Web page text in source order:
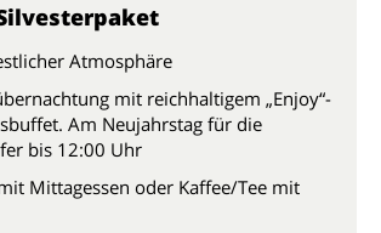
Atmosphäre
mit reichhaltigem „Enjoy“-
Am Neujahrstag für die
bis 12:00 Uhr
Mittagessen oder Kaffee/Tee mit